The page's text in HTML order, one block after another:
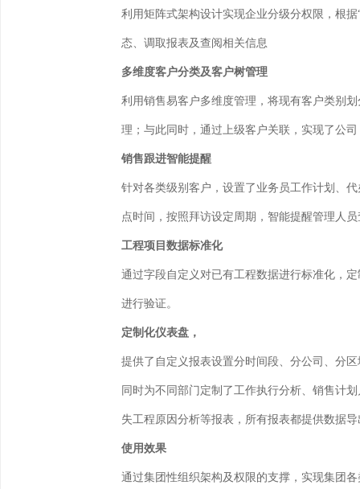
利用矩阵式架构设计实现企业分级分权限，根
态、调取报表及查阅相关信息
多维度客户分类及客户树管理
利用销售易客户多维度管理，将现有客户类别
理；与此同时，通过上级客户关联，实现了公
销售跟进智能提醒
针对各类级别客户，设置了业务员工作计划、
点时间，按照拜访设定周期，智能提醒管理人
工程项目数据标准化
通过字段自定义对已有工程数据进行标准化，
进行验证。
定制化仪表盘，
提供了自定义报表设置分时间段、分公司、分
同时为不同部门定制了工作执行分析、销售计
失工程原因分析等报表，所有报表都提供数据导
使用效果
通过集团性组织架构及权限的支撑，实现集团